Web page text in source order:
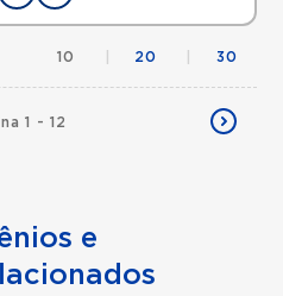
1 - 12
10 20 30
e